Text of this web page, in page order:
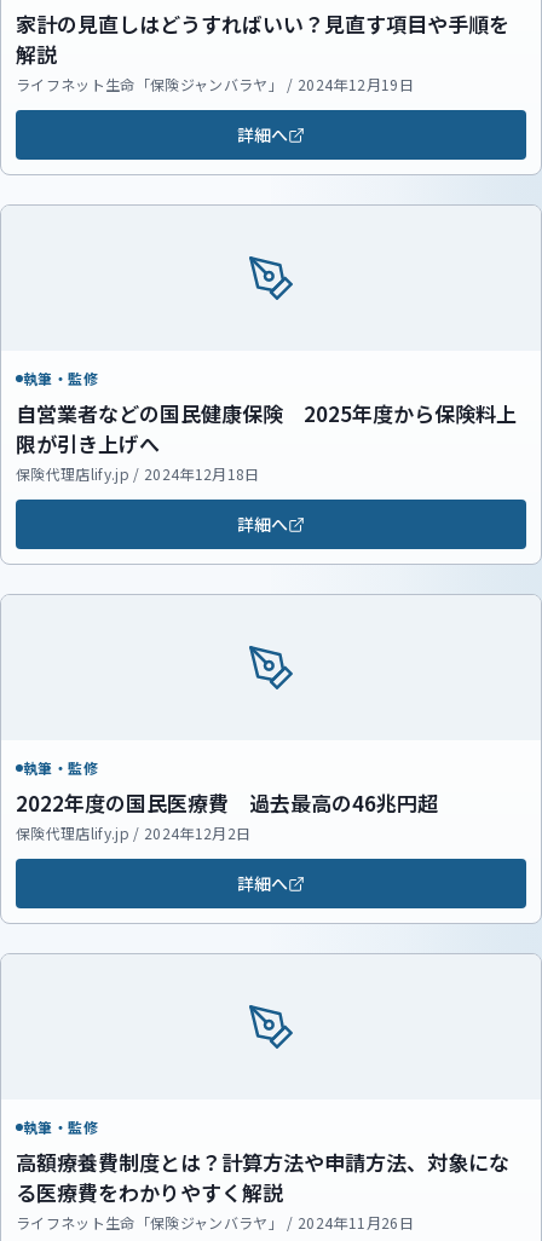
家計の見直しはどうすればいい？見直す項目や手順を
解説
ライフネット生命「保険ジャンバラヤ」 / 2024年12月19日
詳細へ
執筆・監修
自営業者などの国民健康保険 2025年度から保険料上
限が引き上げへ
保険代理店lify.jp / 2024年12月18日
詳細へ
執筆・監修
2022年度の国民医療費 過去最高の46兆円超
保険代理店lify.jp / 2024年12月2日
詳細へ
執筆・監修
高額療養費制度とは？計算方法や申請方法、対象にな
る医療費をわかりやすく解説
ライフネット生命「保険ジャンバラヤ」 / 2024年11月26日